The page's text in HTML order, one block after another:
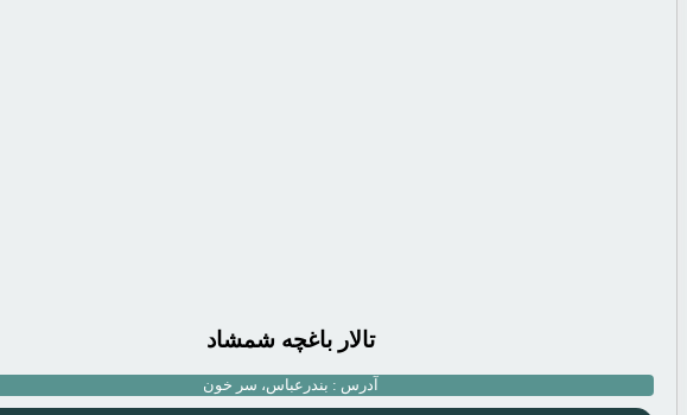
تالار باغچه شمشاد
آدرس : بندرعباس، سر خون